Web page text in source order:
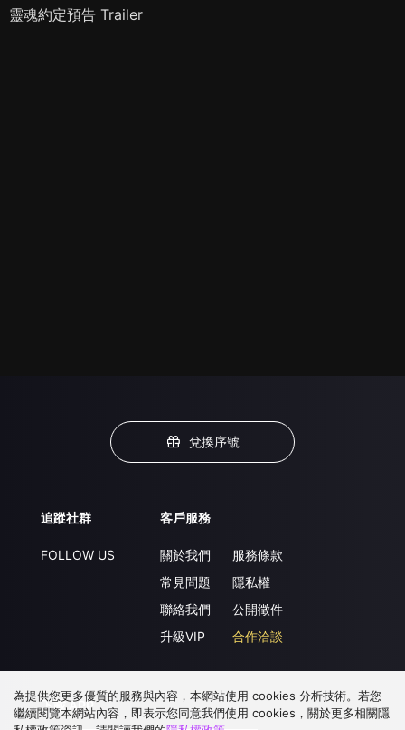
靈魂約定預告 Trailer
兌換序號
追蹤社群
FOLLOW US
客戶服務
關於我們
常見問題
聯絡我們
升級VIP
服務條款
隱私權
公開徵件
合作洽談
下載 APP
為提供您更多優質的服務與內容，本網站使用 cookies 分析技術。若您
繼續閱覽本網站內容，即表示您同意我們使用 cookies，關於更多相關隱